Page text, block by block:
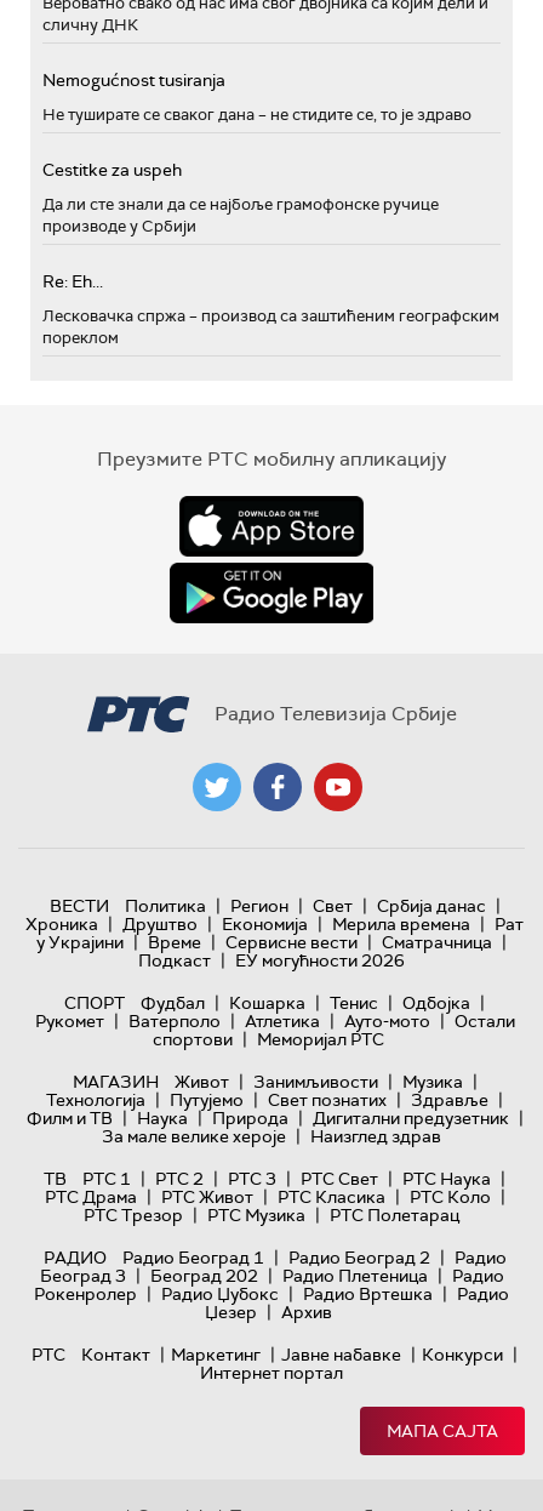
сличну ДНК
Nemogućnost tusiranja
Не туширате се сваког дана – не стидите се, то је здраво
Cestitke za uspeh
Да ли сте знали да се најбоље грамофонске ручице
производе у Србији
Re: Eh...
Лесковачка спржа – производ са заштићеним географским
пореклом
Преузмите РТС мобилну апликацију
Радио Телевизија Србије
ВЕСТИ Политика | Регион | Свет | Србија данас |
Хроника | Друштво | Економија | Мерила времена | Рат
у Украјини | Време | Сервисне вести | Сматрачница |
Подкаст | ЕУ могућности 2026
СПОРТ
Фудбал | Кошарка | Тенис | Одбојка |
Рукомет | Ватерполо | Атлетика | Ауто-мото | Остали
спортови | Меморијал РТС
МАГАЗИН
Живот | Занимљивости | Музика |
Технологијa | Путујемо | Свет познатих | Здравље |
Филм и ТВ | Наука | Природа | Дигитални предузетник |
За мале велике хероје | Наизглед здрав
ТВ
РТС 1 | РТС 2 | РТС 3 | РТС Свет | РТС Наука |
РТС Драма | РТС Живот | РТС Класика | РТС Коло |
РТС Трезор | РТС Музика | РТС Полетарац
РАДИО
Радио Београд 1 | Радио Београд 2 | Радио
Београд 3 | Београд 202 | Радио Плетеница | Радио
Рокенролер | Радио Џубокс | Радио Вртешка | Радио
Џезер | Архив
РТС
Контакт | Маркетинг | Јавне набавке | Конкурси |
Интернет портал
МАПА САЈТА